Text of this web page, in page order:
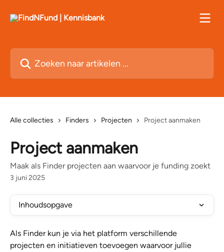
Zoeken naar artikelen ...
Alle collecties Finders Projecten Project aanmaken
Project aanmaken
Maak als Finder projecten aan waarvoor je funding zoekt
3 juni 2025
Inhoudsopgave
Als Finder kun je via het platform verschillende
projecten en initiatieven toevoegen waarvoor jullie